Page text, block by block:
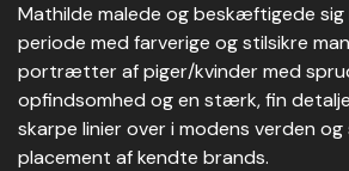
Mathilde malede og beskæftigede
periode med farverige og stilsikre
portrætter af piger/kvinder med
opfindsomhed og en stærk, fin
skarpe linier over i modens verden
placement af kendte brands.